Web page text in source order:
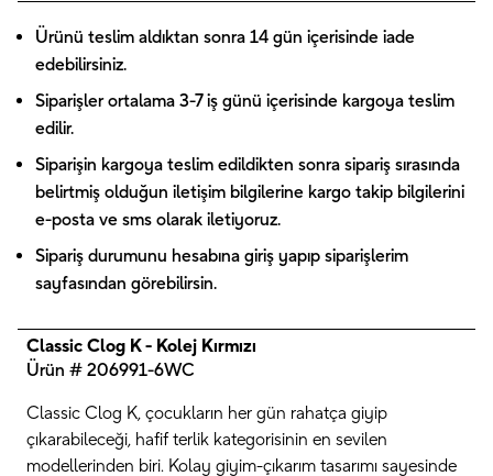
Ürünü teslim aldıktan sonra 14 gün içerisinde iade
edebilirsiniz.
Siparişler ortalama 3-7 iş günü içerisinde kargoya teslim
edilir.
Siparişin kargoya teslim edildikten sonra sipariş sırasında
belirtmiş olduğun iletişim bilgilerine kargo takip bilgilerini
e-posta ve sms olarak iletiyoruz.
Sipariş durumunu hesabına giriş yapıp siparişlerim
sayfasından görebilirsin.
Classic Clog K - Kolej Kırmızı
Ürün # 206991-6WC
Classic Clog K, çocukların her gün rahatça giyip
çıkarabileceği, hafif terlik kategorisinin en sevilen
modellerinden biri. Kolay giyim-çıkarım tasarımı sayesinde